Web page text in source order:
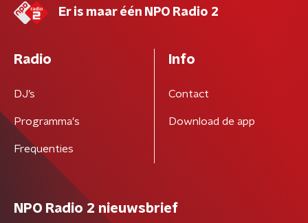
Er is maar één NPO Radio 2
Radio
DJ’s
Programma's
Frequenties
Info
Contact
Download de app
NPO Radio 2 nieuwsbrief